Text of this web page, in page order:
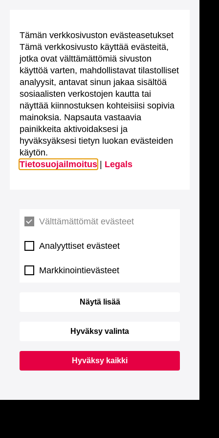
Tämän verkkosivuston evästeasetukset
Tämä verkkosivusto käyttää evästeitä,
jotka ovat välttämättömiä sivuston
käyttöä varten, mahdollistavat tilastolliset
analyysit, antavat sinun jakaa sisältöä
sosiaalisten verkostojen kautta tai
näyttää kiinnostuksen kohteisiisi sopivia
mainoksia. Napsauta vastaavia
painikkeita aktivoidaksesi ja
hyväksyäksesi tietyn luokan evästeiden
käytön.
Tietosuojailmoitus
Legals
Välttämättömät evästeet
Analyyttiset evästeet
Markkinointievästeet
Näytä lisää
Hyväksy valinta
Hyväksy kaikki